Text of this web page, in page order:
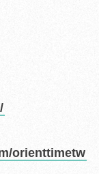
orienttimetw